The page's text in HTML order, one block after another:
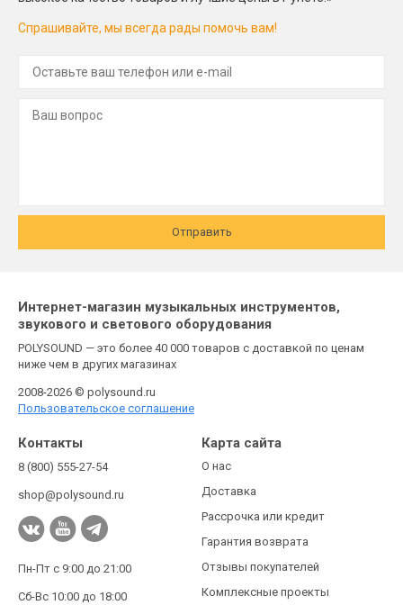
Спрашивайте, мы всегда рады помочь вам!
Отправить
Интернет-магазин музыкальных инструментов,
звукового и светового оборудования
POLYSOUND — это более 40 000 товаров с доставкой по ценам
ниже чем в других магазинах
2008-2026 © polysound.ru
Пользовательское соглашение
Контакты
8 (800) 555-27-54
shop@polysound.ru
Пн-Пт с 9:00 до 21:00
Сб-Вс 10:00 до 18:00
Карта сайта
О нас
Доставка
Рассрочка или кредит
Гарантия возврата
Отзывы покупателей
Комплексные проекты